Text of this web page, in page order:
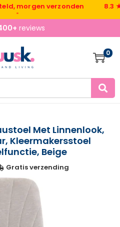
verzonden 8.3 ★ uit
reviews
0
Met Linnenlook,
Kleermakersstoel
Beige
Gratis verzending